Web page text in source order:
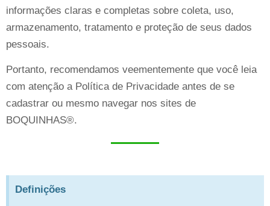
informações claras e completas sobre coleta, uso,
armazenamento, tratamento e proteção de seus dados
pessoais.
Portanto, recomendamos veementemente que você leia
com atenção a Política de Privacidade antes de se
cadastrar ou mesmo navegar nos sites de
BOQUINHAS®.
Definições